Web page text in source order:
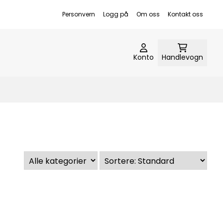
Personvern Logg på Om oss Kontakt oss
Konto Handlevogn